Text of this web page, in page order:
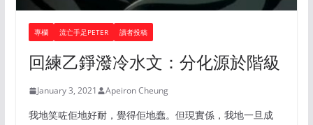
專欄 流亡手足PETER 讀者投稿
回練乙錚潑冷水文：分化源於階級
January 3, 2021 Apeiron Cheung
我地笑咗佢地好耐，覺得佢地蠢。但現實係，我地一旦成